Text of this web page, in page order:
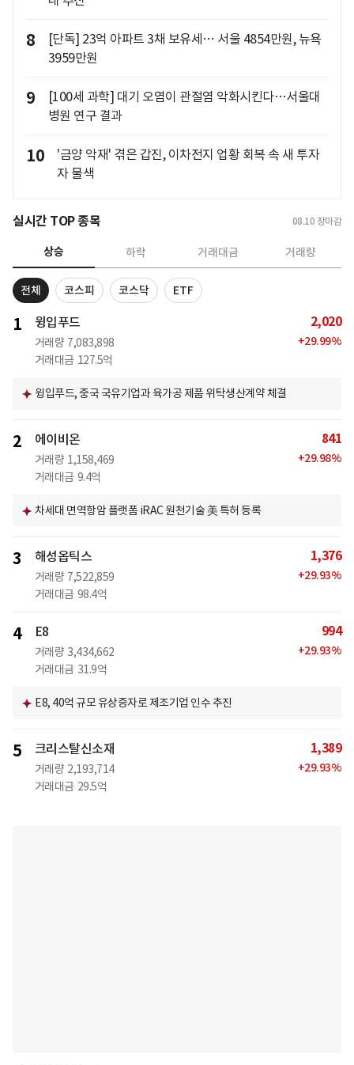
8
[단독] 23억 아파트 3채 보유세… 서울 4854만원, 뉴욕
3959만원
9
[100세 과학] 대기 오염이 관절염 악화시킨다…서울대
병원 연구 결과
10
'금양 악재' 겪은 갑진, 이차전지 업황 회복 속 새 투자
자 물색
실시간 TOP 종목 08.10 장마감
상승 하락 거래대금 거래량
전체 코스피 코스닥 ETF
1 윙입푸드
거래량 7,083,898
거래대금 127.5억
2,020
+29.99%
윙입푸드, 중국 국유기업과 육가공 제품 위탁생산계약 체결
2 에이비온
거래량 1,158,469
거래대금 9.4억
841
+29.98%
차세대 면역항암 플랫폼 iRAC 원천기술 美 특허 등록
3 해성옵틱스
거래량 7,522,859
거래대금 98.4억
1,376
+29.93%
4 E8
거래량 3,434,662
거래대금 31.9억
994
+29.93%
E8, 40억 규모 유상증자로 제조기업 인수 추진
5 크리스탈신소재
거래량 2,193,714
거래대금 29.5억
1,389
+29.93%